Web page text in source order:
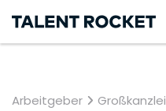
Arbeitgeber Großkanzlei